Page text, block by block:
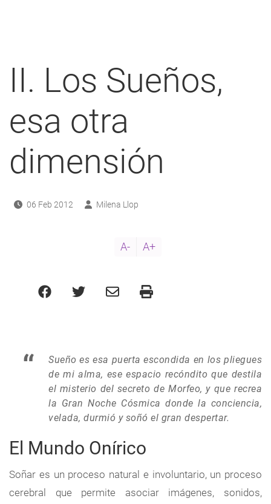
II. Los Sueños,
esa otra
dimensión
06 Feb 2012 Milena Llop
A- A+
Sueño es esa puerta escondida en los pliegues
de mi alma, ese espacio recóndito que destila
el misterio del secreto de Morfeo, y que recrea
la Gran Noche Cósmica donde la conciencia,
velada, durmió y soñó el gran despertar.
El Mundo Onírico
Soñar es un proceso natural e involuntario, un proceso
cerebral que permite asociar imágenes, sonidos,